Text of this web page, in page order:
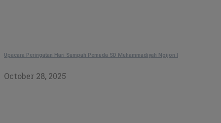
Upacara Peringatan Hari Sumpah Pemuda SD Muhammadiyah Ngijon I
October 28, 2025